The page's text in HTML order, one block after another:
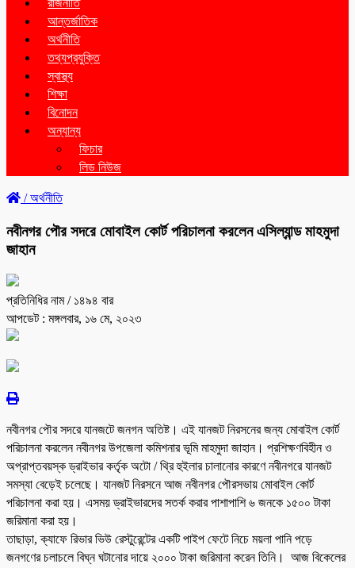
রাজনীতি
আন্তর্জাতিক
অর্থনীতি
তথ্যপ্রযুক্তি
স্বাস্থ্য
শিক্ষা
বিনোদন
অন্যান্য
ফিচার
লিড নিউজ
/অর্থনীতি
নবীনগর পৌর সদরে মোবাইল কোর্ট পরিচালনা করলেন এসিল্যান্ড মাহমুদা
জাহান
প্রতিনিধির নাম/ ১৪৯৪ বার
আপডেট : মঙ্গলবার, ১৬ মে, ২০২৩
নবীনগর পৌর সদরে যানজটে জনগন অতিষ্ট। এই যানজট নিরসনের জন্য মোবাইল কোর্ট
পরিচালনা করলেন নবীনগর উপজেলা কমিশনার ভূমি মাহমুদা জাহান। প্রশিক্ষণবিহীন ও
অপ্রাপ্তবয়স্ক ড্রাইভার কর্তৃক অটো / থ্রি হুইলার চালানোর কারণে নবীনগরে যানজট
সমস্যা বেড়েই চলেছে। যানজট নিরসনে আজ নবীনগর পৌরসভায় মোবাইল কোর্ট
পরিচালনা করা হয়। এসময় ড্রাইভারদের সতর্ক করার পাশাপাশি ৬ জনকে ১৫০০ টাকা
জরিমানা করা হয়।
তাছাড়া, ক্যাফে রিভার ভিউ রেস্টুরেন্টের একটি পাইপ ফেটে নিচে ময়লা পানি পড়ে
জনগণের চলাচলে বিঘ্ন ঘটানোর দায়ে ২০০০ টাকা জরিমানা করেন তিনি। আজ বিকেলের